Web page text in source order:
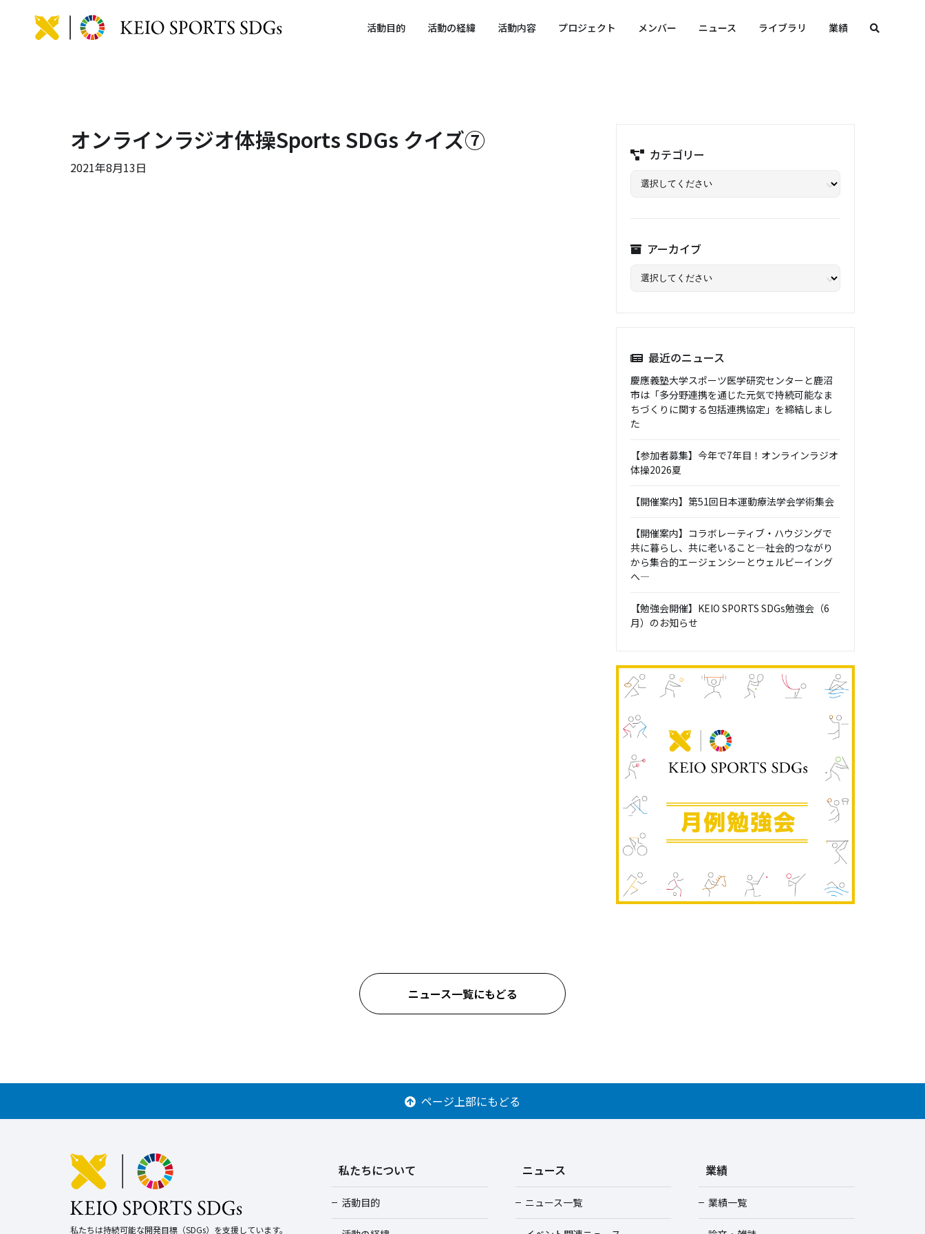
KEIO SPORTS SDGs活動目的 活動の経緯 活動内容 プロジェクト メンバー ニュース ライブラリ 業績
オンラインラジオ体操Sports SDGs クイズ⑦
2021年8月13日
カテゴリー
アーカイブ
最近のニュース
慶應義塾大学スポーツ医学研究センターと鹿沼
市は「多分野連携を通じた元気で持続可能なま
ちづくりに関する包括連携協定」を締結しまし
た
【参加者募集】今年で7年目！オンラインラジオ
体操2026夏
【開催案内】第51回日本運動療法学会学術集会
【開催案内】コラボレーティブ・ハウジングで
共に暮らし、共に老いること―社会的つながり
から集合的エージェンシーとウェルビーイング
へ―
【勉強会開催】KEIO SPORTS SDGs勉強会（6
月）のお知らせ
ニュース一覧にもどる
ページ上部にもどる
私たちは持続可能な開発目標（SDGs）を支援しています。
私たちについて
活動目的
ニュース
ニュース一覧
業績
業績一覧